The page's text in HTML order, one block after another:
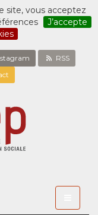
site, vous acceptez
J’accepte
RSS